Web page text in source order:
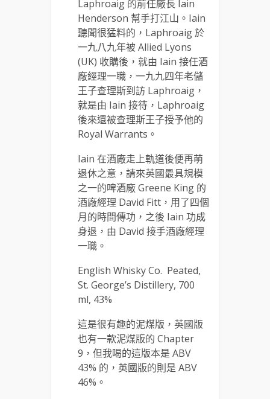
Laphroaig 的前任廠長 Iain
Henderson 幫手打江山。Iain
聽聞很猛料的，Laphroaig 於
一九八九年被 Allied Lyons
(UK) 收購後，就由 Iain 接任酒
廠經理一職，一九九四年老儲
王子查理斯到訪 Laphroaig，
就是由 Iain 接待，Laphroaig
後來還被查理斯王子授予他的
Royal Warrants。
Iain 在酒廠走上軌道後便再萌
退休之意，請來英國最具規模
之一的啤酒廠 Greene King 的
酒廠經理 David Fitt，用了四個
月的時間傳功，之後 Iain 功成
身退，由 David 接手酒廠經理
一職。
English Whisky Co. Peated,
St. George’s Distillery, 700
ml, 43%
這是很有趣的泥煤版，英國版
也有一款泥煤版的 Chapter
9，但我喝的這版本是 ABV
43% 的，英國版的則是 ABV
46%。